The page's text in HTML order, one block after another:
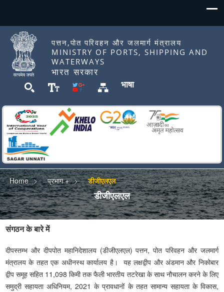
पत्तन,पोत परिवहन और जलमार्ग मंत्रालय
MINISTRY OF PORTS, SHIPPING AND
WATERWAYS
भारत सरकार
भाषा
Home प्रभाग + डीजीएलएल
डीजीएलएल
संगठन के बारे में
दीपस्तम्भ और दीपपोत महानिदेशालय (डीजीएलएल) पत्तन, पोत परिवहन और जलमार्ग
मंत्रालय के तहत एक अधीनस्थ कार्यालय है। यह लक्षद्वीप और अंडमान और निकोबार
द्वीप समूह सहित 11,098 किमी तक फैली भारतीय तटरेखा के साथ नौचालन करने के लिए
समुद्री सहायता अधिनियम, 2021 के प्रावधानों के तहत सामान्य सहायता के विकास,